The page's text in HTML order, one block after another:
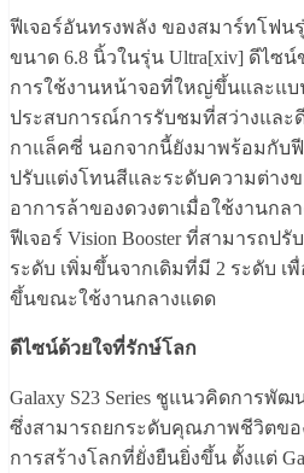
ฟีเจอร์อันทรงพลัง ของสมาร์ทโฟ
ขนาด 6.8 นิ้วในรุ่น Ultra[xiv] ดีไซ
การใช้งานหน้าจอที่ใหญ่ขึ้นและแบ
ประสบการณ์การรับชมที่สว่างและ
กาแล็คซี่ นอกจากนี้ยังมาพร้อมกับฟี
ปรับแต่งโทนสีและระดับความต่าง
อาการล้าของดวงตาเมื่อใช้งานก
ฟีเจอร์ Vision Booster ที่สามารถป
ระดับ เพิ่มขึ้นจากเดิมที่มี 2 ระดับ เ
ขึ้นขณะใช้งานกลางแดด
ดีไซน์ด้วยใจที่รักษ์โลก
Galaxy S23 Series ชูแนวคิดการพั
ซึ่งสามารถยกระดับคุณภาพชีวิตข
การสร้างโลกที่ยั่งยืนยิ่งขึ้น ตั้งแต่